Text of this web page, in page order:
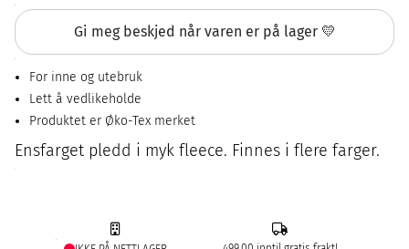
Gi meg beskjed når varen er på lager 💛
For inne og utebruk
Lett å vedlikeholde
Produktet er Øko-Tex merket
Ensfarget pledd i myk fleece. Finnes i flere farger.